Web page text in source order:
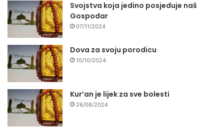
Svojstva koja jedino posjeduje naš
Gospodar
07/11/2024
Dova za svoju porodicu
10/10/2024
Kur’an je lijek za sve bolesti
26/08/2024